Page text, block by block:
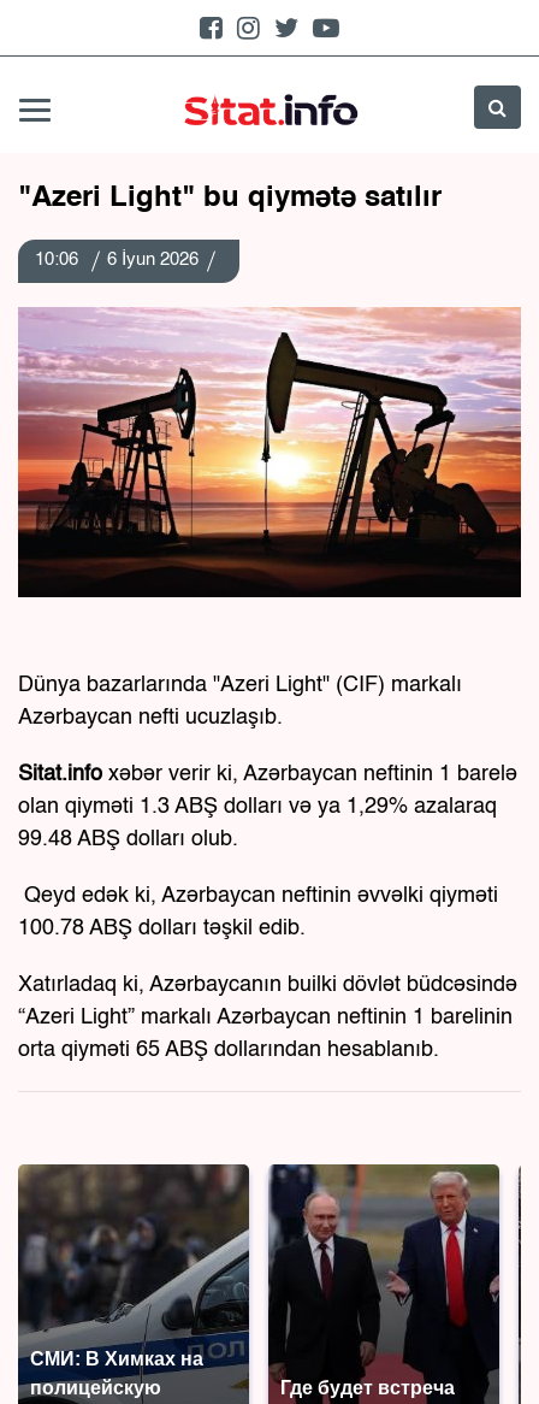
"Azeri Light" bu qiymətə satılır
10:06 6 İyun 2026
Dünya bazarlarında "Azeri Light" (CIF) markalı
Azərbaycan nefti ucuzlaşıb.
Sitat.info xəbər verir ki, Azərbaycan neftinin 1 barelə
olan qiyməti 1.3 ABŞ dolları və ya 1,29% azalaraq
99.48 ABŞ dolları olub.
Qeyd edək ki, Azərbaycan neftinin əvvəlki qiyməti
100.78 ABŞ dolları təşkil edib.
Xatırladaq ki, Azərbaycanın builki dövlət büdcəsində
“Azeri Light” markalı Azərbaycan neftinin 1 barelinin
orta qiyməti 65 ABŞ dollarından hesablanıb.
СМИ: В Химках на
полицейскую
Где будет встреча